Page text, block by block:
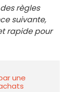
règles
suivante,
rapide pour
une